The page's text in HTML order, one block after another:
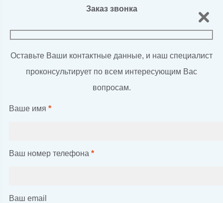
Заказ звонка
Оставьте Ваши контактные данные, и наш специалист
проконсультирует по всем интересующим Вас
вопросам.
Ваше имя *
Ваш номер телефона *
Ваш email